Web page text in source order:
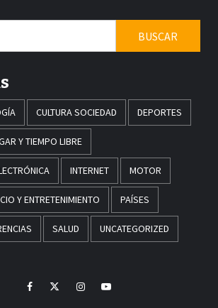
CULTURA SOCIEDAD DEPORTES
Y TIEMPO LIBRE
INTERNET MOTOR
Y ENTRETENIMIENTO PAÍSES
SALUD UNCATEGORIZED
FacebookTwitterInstagramYoutube